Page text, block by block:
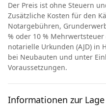
Der Preis ist ohne Steuern
Zusätzliche Kosten für den
Notargebühren,
% oder 10 %
notarielle Urkunden (AJD) in
bei Neubauten und unter
Voraussetzungen.
Informationen zur